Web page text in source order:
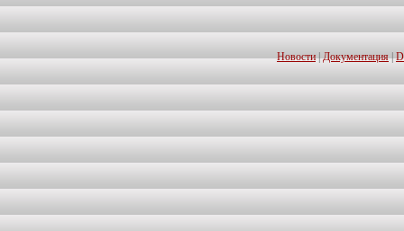
Новости|Документация|